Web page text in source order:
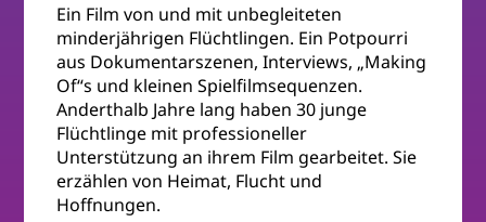
Ein Film von und mit unbegleiteten
minderjährigen Flüchtlingen. Ein Potpourri
aus Dokumentarszenen, Interviews, „Making
Of“s und kleinen Spielfilmsequenzen.
Anderthalb Jahre lang haben 30 junge
Flüchtlinge mit professioneller
Unterstützung an ihrem Film gearbeitet. Sie
erzählen von Heimat, Flucht und
Hoffnungen.